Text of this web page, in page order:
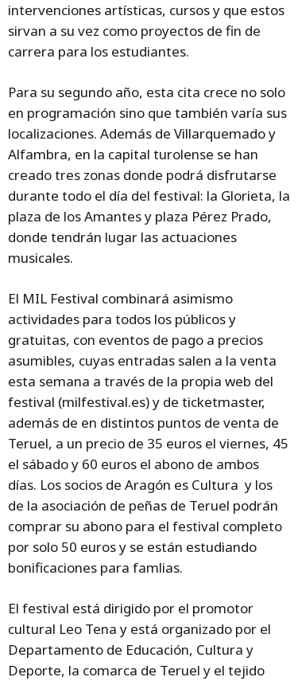
intervenciones artísticas, cursos y que estos
sirvan a su vez como proyectos de fin de
carrera para los estudiantes.
Para su segundo año, esta cita crece no solo
en programación sino que también varía sus
localizaciones. Además de Villarquemado y
Alfambra, en la capital turolense se han
creado tres zonas donde podrá disfrutarse
durante todo el día del festival: la Glorieta, la
plaza de los Amantes y plaza Pérez Prado,
donde tendrán lugar las actuaciones
musicales.
El MIL Festival combinará asimismo
actividades para todos los públicos y
gratuitas, con eventos de pago a precios
asumibles, cuyas entradas salen a la venta
esta semana a través de la propia web del
festival (milfestival.es) y de ticketmaster,
además de en distintos puntos de venta de
Teruel, a un precio de 35 euros el viernes, 45
el sábado y 60 euros el abono de ambos
días. Los socios de Aragón es Cultura y los
de la asociación de peñas de Teruel podrán
comprar su abono para el festival completo
por solo 50 euros y se están estudiando
bonificaciones para famlias.
El festival está dirigido por el promotor
cultural Leo Tena y está organizado por el
Departamento de Educación, Cultura y
Deporte, la comarca de Teruel y el tejido